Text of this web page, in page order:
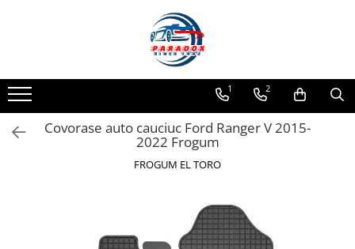
ACCESORII AUTO
Abtibild / Sticker Auto
Baby on Board
Accesorii Camping
1 2
Covorase auto cauciuc Ford Ranger V 2015-
2022 Frogum
FROGUM EL TORO